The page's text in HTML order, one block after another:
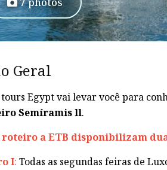
Geral
tours Egypt vai levar você para
Semíramis ll.
roteiro a ETB disponibilizam
I: Todas as segundas feiras de